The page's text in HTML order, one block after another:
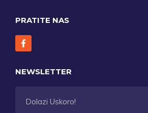
PRATITE NAS
NEWSLETTER
Dolazi Uskoro!